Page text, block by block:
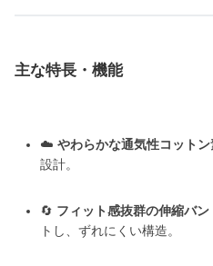
主な特長・機能
☁️ やわらかな通気性コットン
設計。
🔄 フィット感抜群の伸縮バン
トし、ずれにくい構造。